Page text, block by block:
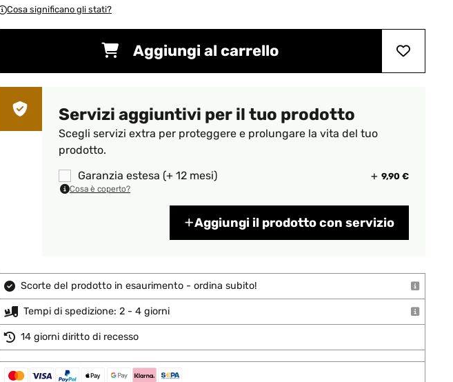
Cosa significano gli stati?
Aggiungi al carrello
Servizi aggiuntivi per il tuo prodotto
Scegli servizi extra per proteggere e prolungare la vita del tuo
prodotto.
Garanzia estesa (+ 12 mesi)
9,90 €
Cosa è coperto?
Aggiungi il prodotto con servizio
Scorte del prodotto in esaurimento - ordina subito!
Tempi di spedizione: 2 - 4 giorni
14 giorni diritto di recesso